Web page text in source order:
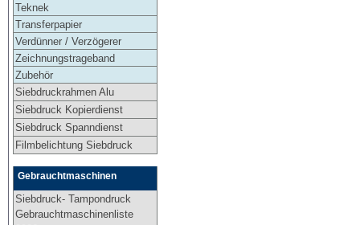
Teknek
Transferpapier
Verdünner / Verzögerer
Zeichnungstrageband
Zubehör
Siebdruckrahmen Alu
Siebdruck Kopierdienst
Siebdruck Spanndienst
Filmbelichtung Siebdruck
Gebrauchtmaschinen
Siebdruck- Tampondruck
Gebrauchtmaschinenliste